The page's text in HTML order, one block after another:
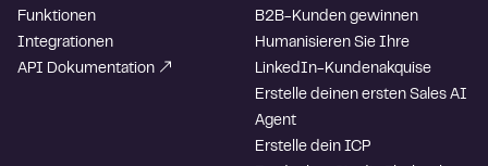
Funktionen
Integrationen
API Dokumentation
B2B-Kunden gewinnen
Humanisieren Sie Ihre
LinkedIn-Kundenakquise
Erstelle deinen ersten Sales AI
Agent
Erstelle dein ICP